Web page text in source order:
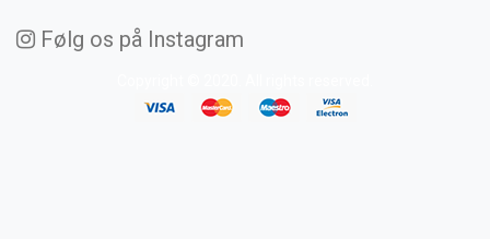
Følg os på Instagram